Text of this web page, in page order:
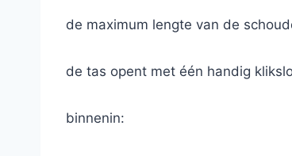
de maximum lengte van de
de tas opent met één handig
binnenin: